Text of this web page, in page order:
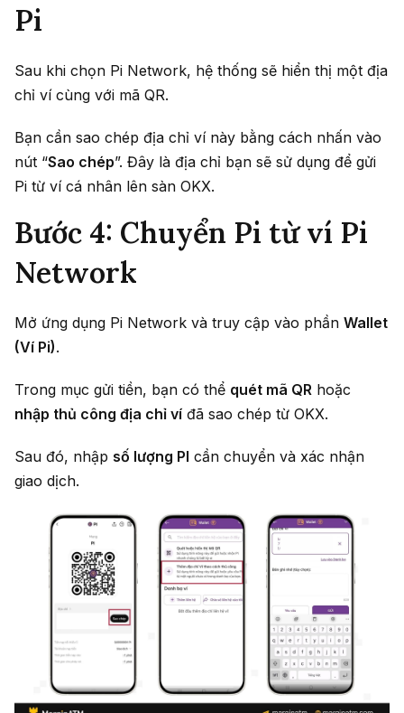
Pi
Sau khi chọn Pi Network, hệ thống sẽ hiển thị một địa
chỉ ví cùng với mã QR.
Bạn cần sao chép địa chỉ ví này bằng cách nhấn vào
nút “Sao chép”. Đây là địa chỉ bạn sẽ sử dụng để gửi
Pi từ ví cá nhân lên sàn OKX.
Bước 4: Chuyển Pi từ ví Pi
Network
Mở ứng dụng Pi Network và truy cập vào phần Wallet
(Ví Pi).
Trong mục gửi tiền, bạn có thể quét mã QR hoặc
nhập thủ công địa chỉ ví đã sao chép từ OKX.
Sau đó, nhập số lượng PI cần chuyển và xác nhận
giao dịch.